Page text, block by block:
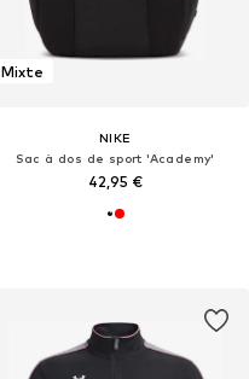
Mixte
NIKE
Sac à dos de sport 'Academy'
42,95 €